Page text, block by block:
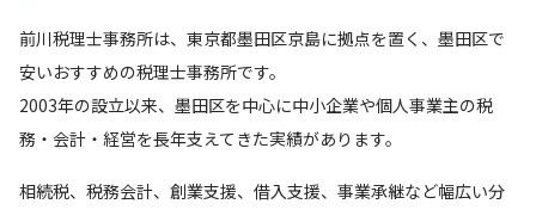
前川税理士事務所は、東京都墨田区京島に拠点を置く、墨田区で
安いおすすめの税理士事務所です。
2003年の設立以来、墨田区を中心に中小企業や個人事業主の税
務・会計・経営を長年支えてきた実績があります。
相続税、税務会計、創業支援、借入支援、事業承継など幅広い分